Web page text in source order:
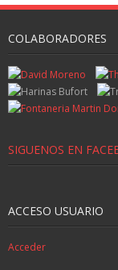
COLABORADORES
SIGUENOS EN
ACCESO USUARIO
Acceder